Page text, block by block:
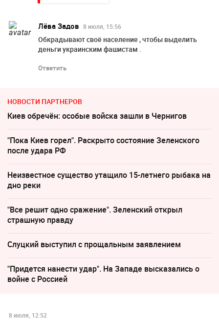
Лёва Задов 8 июля, 15:56
Обкрадывают своё население , чтобы выделить
деньги украинским фашистам .
Ответить
НОВОСТИ ПАРТНЕРОВ
Киев обречён: особые войска зашли в Чернигов
"Пока Киев горел". Раскрыто состояние Зеленского
после удара РФ
Неизвестное существо утащило 15-летнего рыбака на
дно реки
"Все решит одно сражение". Зеленский открыл
страшную правду
Слуцкий выступил с прощальным заявлением
"Придется нанести удар". На Западе высказались о
войне с Россией
8 июля, 12:52